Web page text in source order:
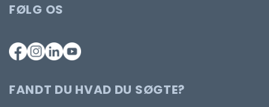
FØLG OS
FANDT DU HVAD DU SØGTE?